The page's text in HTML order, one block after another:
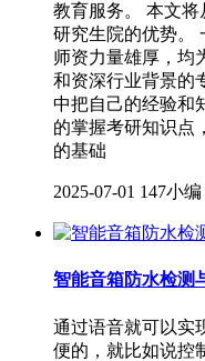
教育服务。 本文
研究生院的优势。
师资力量雄厚，均
和资深行业背景的
中把自己的经验和
的掌握考研知识点
的基础
2025-07-01 147小编
智能音箱防水检测
通过语音就可以实
便的，就比如说控